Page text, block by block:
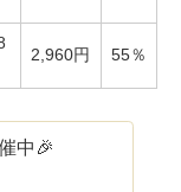
2,960円 55％
中🎉